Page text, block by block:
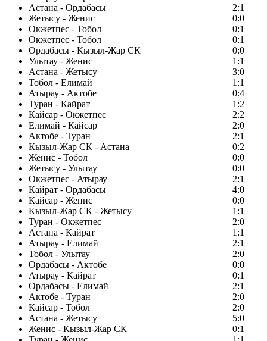
Астана - Ордабасы
2:1
Жетысу - Женис
0:0
Окжетпес - Тобол
0:1
Окжетпес - Тобол
0:1
Ордабасы - Кызыл-Жар СК
0:0
Улытау - Женис
1:1
Астана - Жетысу
3:0
Тобол - Елимай
1:1
Атырау - Актобе
0:4
Туран - Кайрат
1:2
Кайсар - Окжетпес
2:2
Елимай - Кайсар
2:0
Актобе - Туран
2:1
Кызыл-Жар СК - Астана
0:2
Женис - Тобол
0:0
Жетысу - Улытау
0:0
Окжетпес - Атырау
2:1
Кайрат - Ордабасы
4:0
Кайсар - Женис
0:0
Кызыл-Жар СК - Жетысу
1:1
Туран - Окжетпес
2:0
Астана - Кайрат
1:1
Атырау - Елимай
2:1
Тобол - Улытау
2:0
Ордабасы - Актобе
0:0
Атырау - Кайрат
0:1
Ордабасы - Елимай
2:1
Актобе - Туран
2:0
Кайсар - Тобол
2:0
Астана - Жетысу
5:0
Женис - Кызыл-Жар СК
0:1